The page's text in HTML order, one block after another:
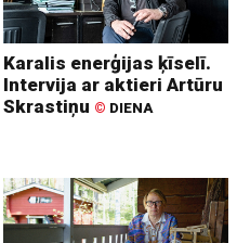
Karalis enerģijas ķīselī.
Intervija ar aktieri Artūru
Skrastiņu © DIENA